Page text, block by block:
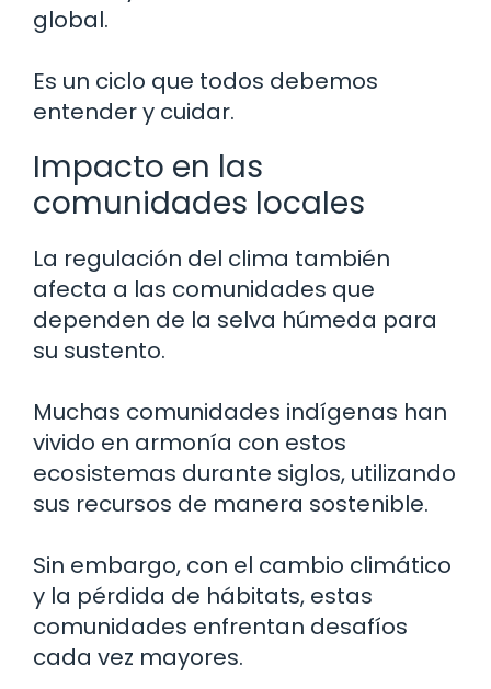
global.
Es un ciclo que todos debemos
entender y cuidar.
Impacto en las
comunidades locales
La regulación del clima también
afecta a las comunidades que
dependen de la selva húmeda para
su sustento.
Muchas comunidades indígenas han
vivido en armonía con estos
ecosistemas durante siglos, utilizando
sus recursos de manera sostenible.
Sin embargo, con el cambio climático
y la pérdida de hábitats, estas
comunidades enfrentan desafíos
cada vez mayores.